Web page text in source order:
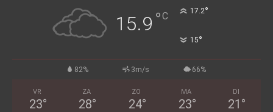
15.9 °C 17.2°
15°
82% 3m/s 66%
VR
23°
ZA
28°
ZO
24°
MA
23°
DI
21 °